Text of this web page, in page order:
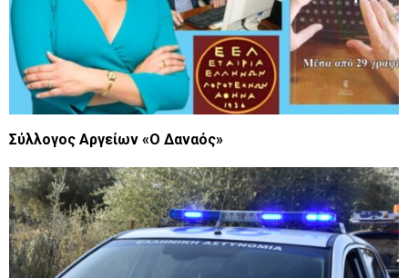
Σύλλογος Αργείων «Ο Δαναός»